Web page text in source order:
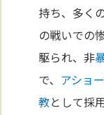
持ち、多く
の戦いでの
駆られ、非
で、 アショ
教として採